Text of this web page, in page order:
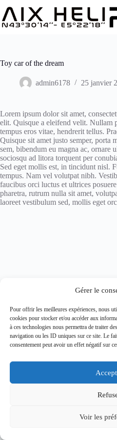
Gérer le
Pour offrir les meilleures expériences, nous
cookies pour stocker et/ou accéder aux
à ces technologies nous permettra de traiter
navigation ou les ID uniques sur ce site. Le
consentement peut avoir un effet négatif sur
Voir les
au
contenu
Toy car of the dream
admin6178 25 janvier
Lorem ipsum dolor sit amet,
elit. Quisque a eleifend velit. Nullam
tempus eros vitae, hendrerit tellus.
Quisque sit amet justo semper, porta
sem, bibendum eu magna ac, ornare
sociosqu ad litora torquent per
Sed eget mollis est, in tincidunt nisl.
tempus. Nam vel volutpat nibh.
faucibus orci luctus et ultrices
pharetra, rutrum nulla sit amet,
laoreet vestibulum sed, mollis eget
Copyright © 2026 - Thème